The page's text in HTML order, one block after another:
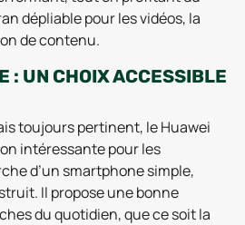
dépliable pour les vidéos, la
de contenu.
: UN CHOIX ACCESSIBLE
toujours pertinent, le Huawei
intéressante pour les
d’un smartphone simple,
Il propose une bonne
du quotidien, que ce soit la